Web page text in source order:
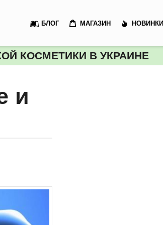
БЛОГ МАГАЗИН НОВИНКИ
КОСМЕТИКИ В УКРАИНЕ
и